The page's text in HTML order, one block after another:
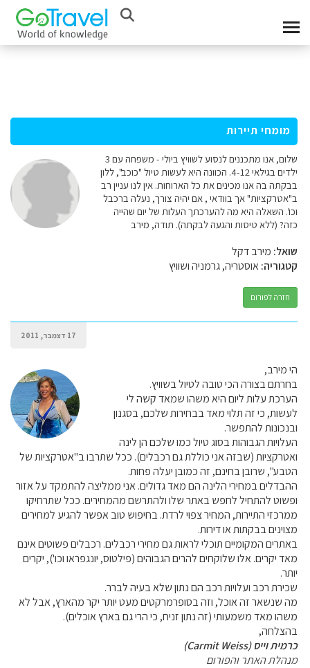
מומחי תיירות
שלום, אנו מתכננים לנסוע לשוויץ ביולי - משפחה עם 3
ילדים בגילאי 4-12. הכוונה היא לעשות טיול "כוכב", ללון
בבקתה בה אנו מכינים את כל הארוחות. אין לנו עניין רב
ב"אטרקציות" אך בוודאי , אם יהיה צורך, נעלה ברכבל
וכו'. השאלה היא מה להערכתך העלות של יום שהייה
כזה? (ללא טיסות והגעה לבקתה). תודה, מירב
שואל: מירב דקל
קטגוריה:אוסטריה, גרמניה ושוויץ
חזרה לפורום
17 דצמבר, 2011
הי מירב,
בחרתם בצורה הכי טובה לטיול בשוויץ.
הערכת עלות ליום היא משהו שמאד קשה לי
לעשות, כי זה תלוי מאד בבחירות שלכם, בסגנון
ובנכונות להתפשר.
העלויות הגבוהות בסוג טיול כמו שלכם הן לינה
ואטרקציות (שבזה אני כוללת גם רכבלים). ככל שתרבו ב"אטרקציות של
הטבע", שרובן בחינם, זה כמובן יעלה פחות.
ההבדלים במחירי הלינה הם מאד גדולים. אני ממליצה להתמקד על אזור
ופשוט להתחיל לחפש באתר שלו ולהתרשם מהמחירים. ככל שתרחיקו
ממרכזי התיירות, המחיר צפוי לרדת. בחיפוש טוב אפשר להגיע למחירים
מצוינים בבקתות או דירות.
באתרים המקומיים תוכלי לראות גם מחירי רכבלים. רכבלים פשוטים אינם
מאד יקרים. אלו שלוקחים להרים הגבוהים (פילטוס, יונגפראו וכו'), יקרים
יותר.
שכירת רכב ועלויות רכב הם נתון שלא בעיה לברר.
מה שנשאר זה אוכל, וזה בסופרמרקטים מעט יותר יקר מהארץ, אבל לא
משהו מאד משמעותי (זה נתון זניח, כי הרי גם בארץ אוכלים).
בהצלחה,
כרמית וייס (Carmit Weiss)
מנהלת האתר והפורום